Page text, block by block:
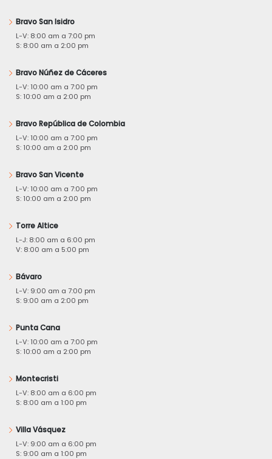
Bravo San Isidro
L-V: 8:00 am a 7:00 pm
S: 8:00 am a 2:00 pm
Bravo Núñez de Cáceres
L-V: 10:00 am a 7:00 pm
S: 10:00 am a 2:00 pm
Bravo República de Colombia
L-V: 10:00 am a 7:00 pm
S: 10:00 am a 2:00 pm
Bravo San Vicente
L-V: 10:00 am a 7:00 pm
S: 10:00 am a 2:00 pm
Torre Altice
L-J: 8:00 am a 6:00 pm
V: 8:00 am a 5:00 pm
Bávaro
L-V: 9:00 am a 7:00 pm
S: 9:00 am a 2:00 pm
Punta Cana
L-V: 10:00 am a 7:00 pm
S: 10:00 am a 2:00 pm
Montecristi
L-V: 8:00 am a 6:00 pm
S: 8:00 am a 1:00 pm
Villa Vásquez
L-V: 9:00 am a 6:00 pm
S: 9:00 am a 1:00 pm